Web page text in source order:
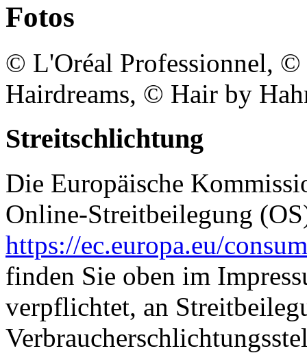
Fotos
© L'Oréal Professionnel,
Hairdreams, © Hair by
Streitschlichtung
Die Europäische
Online-Streitbeilegung
https://ec.europa.eu/
finden Sie oben im
verpflichtet, an